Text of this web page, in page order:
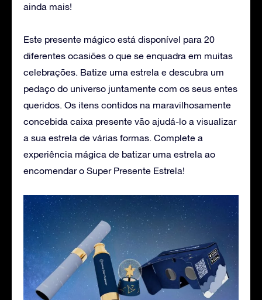
ainda mais!
Este presente mágico está disponível para 20
diferentes ocasiões o que se enquadra em muitas
celebrações. Batize uma estrela e descubra um
pedaço do universo juntamente com os seus entes
queridos. Os itens contidos na maravilhosamente
concebida caixa presente vão ajudá-lo a visualizar
a sua estrela de várias formas. Complete a
experiência mágica de batizar uma estrela ao
encomendar o Super Presente Estrela!